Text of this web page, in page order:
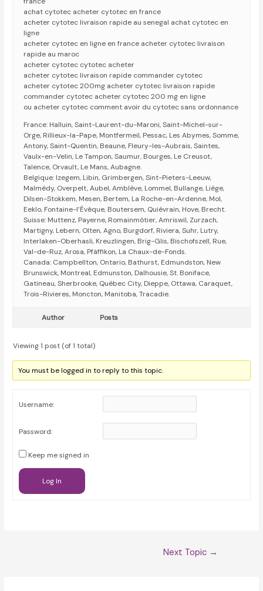
achat cytotec acheter cytotec en france
acheter cytotec livraison rapide au senegal achat cytotec en
ligne
acheter cytotec en ligne en france acheter cytotec livraison
rapide au maroc
acheter cytotec cytotec acheter
acheter cytotec livraison rapide commander cytotec
acheter cytotec 200mg acheter cytotec livraison rapide
commander cytotec acheter cytotec 200 mg en ligne
ou acheter cytotec comment avoir du cytotec sans ordonnance
France: Halluin, Saint-Laurent-du-Maroni, Saint-Michel-sur-
Orge, Rillieux-la-Pape, Montfermeil, Pessac, Les Abymes, Somme,
Antony, Saint-Quentin, Beaune, Fleury-les-Aubrais, Saintes,
Vaulx-en-Velin, Le Tampon, Saumur, Bourges, Le Creusot,
Talence, Orvault, Le Mans, Aubagne.
Belgique: Izegem, Libin, Grimbergen, Sint-Pieters-Leeuw,
Malmédy, Overpelt, Aubel, Amblève, Lommel, Bullange, Liège,
Dilsen-Stokkem, Mesen, Bertem, La Roche-en-Ardenne, Mol,
Eeklo, Fontaine-l’Évêque, Boutersem, Quiévrain, Hove, Brecht.
Suisse: Muttenz, Payerne, Romainmôtier, Amriswil, Zurzach,
Martigny, Lebern, Olten, Agno, Burgdorf, Riviera, Suhr, Lutry,
Interlaken-Oberhasli, Kreuzlingen, Brig-Glis, Bischofszell, Rue,
Val-de-Ruz, Arosa, Pfäffikon, La Chaux-de-Fonds.
Canada: Campbellton, Ontario, Bathurst, Edmundston, New
Brunswick, Montreal, Edmunston, Dalhousie, St. Boniface,
Gatineau, Sherbrooke, Québec City, Dieppe, Ottawa, Caraquet,
Trois-Rivieres, Moncton, Manitoba, Tracadie.
Author Posts
Viewing 1 post (of 1 total)
You must be logged in to reply to this topic.
Username:
Password:
Keep me signed in
Log In
Next Topic →